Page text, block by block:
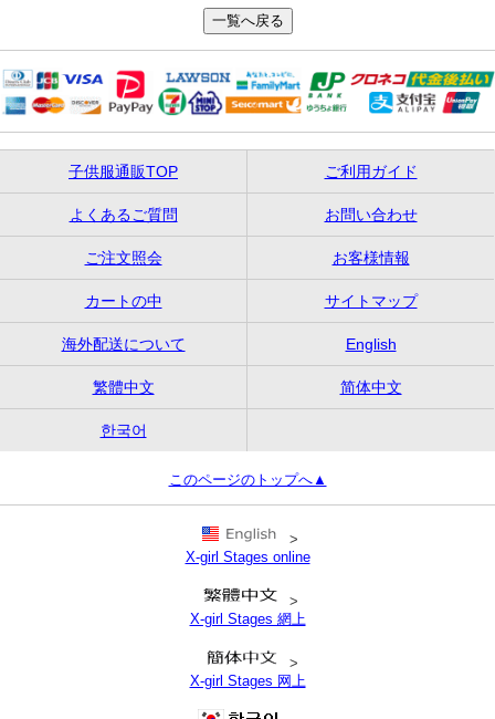
子供服通販TOP ご利用ガイド
よくあるご質問 お問い合わせ
ご注文照会 お客様情報
カートの中 サイトマップ
海外配送について English
繁體中文 简体中文
한국어
このページのトップへ▲
>
X-girl Stages online
>
X-girl Stages 網上
>
X-girl Stages 网上